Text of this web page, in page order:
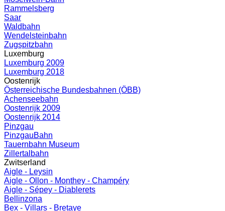
Rammelsberg
Saar
Waldbahn
Wendelsteinbahn
Zugspitzbahn
Luxemburg
Luxemburg 2009
Luxemburg 2018
Oostenrijk
Österreichische Bundesbahnen (ÖBB)
Achenseebahn
Oostenrijk 2009
Oostenrijk 2014
Pinzgau
PinzgauBahn
Tauernbahn Museum
Zillertalbahn
Zwitserland
Aigle - Leysin
Aigle - Ollon - Monthey - Champéry
Aigle - Sépey - Diablerets
Bellinzona
Bex - Villars - Bretaye